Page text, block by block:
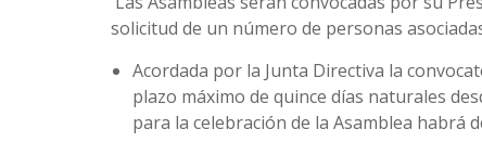
solicitud de un número de personas
Acordada por la Junta Directiva la
plazo máximo de quince días naturales
para la celebración de la Asamblea habrá